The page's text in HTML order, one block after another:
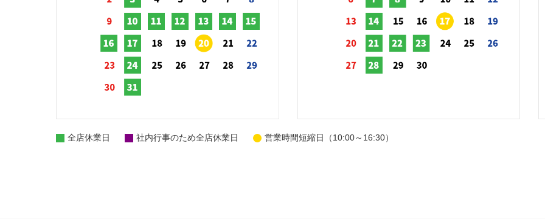
全店休業日 社内行事のため全店休業日 営業時間短縮日（10:00～16:30）